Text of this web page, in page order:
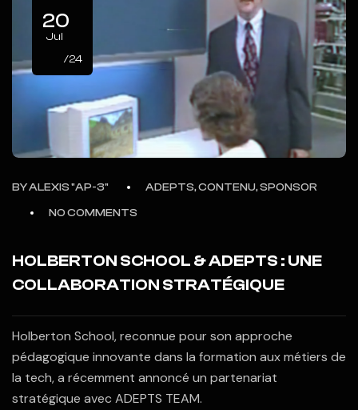
20
Jul
/24
BYALEXIS "AP-3"
ADEPTS, CONTENU, SPONSOR
NO COMMENTS
HOLBERTON SCHOOL & ADEPTS : UNE
COLLABORATION STRATÉGIQUE
Holberton School, reconnue pour son approche
pédagogique innovante dans la formation aux métiers de
la tech, a récemment annoncé un partenariat
stratégique avec ADEPTS TEAM.